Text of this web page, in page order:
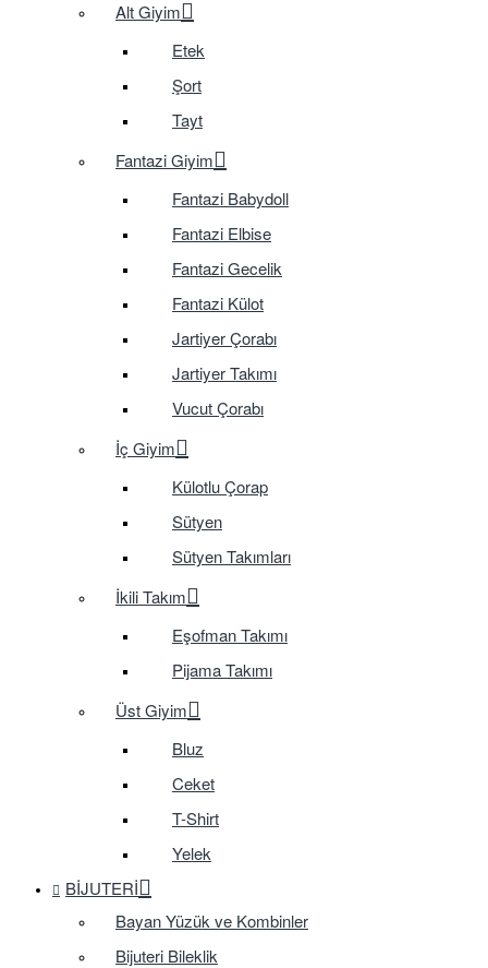
Alt Giyim
Etek
Şort
Tayt
Fantazi Giyim
Fantazi Babydoll
Fantazi Elbise
Fantazi Gecelik
Fantazi Külot
Jartiyer Çorabı
Jartiyer Takımı
Vucut Çorabı
İç Giyim
Külotlu Çorap
Sütyen
Sütyen Takımları
İkili Takım
Eşofman Takımı
Pijama Takımı
Üst Giyim
Bluz
Ceket
T-Shirt
Yelek
BIJUTERI
Bayan Yüzük ve Kombinler
Bijuteri Bileklik